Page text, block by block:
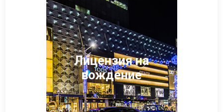
Лицензия на
вождение